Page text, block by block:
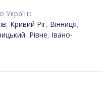
, Кривий Ріг, Вінниця,
, Рівне, Івано-